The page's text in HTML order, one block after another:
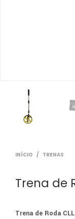
INÍCIO / TRENAS
Trena de
Trena de Roda